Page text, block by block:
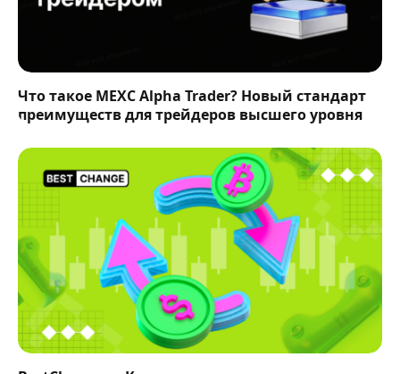
Что такое MEXC Alpha Trader? Новый стандарт
преимуществ для трейдеров высшего уровня